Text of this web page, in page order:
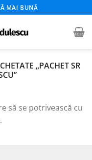
MAI BUNĂ
„PACHET SR
să se potrivească cu